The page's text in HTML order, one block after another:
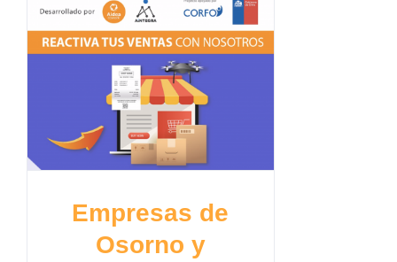
Empresas de
Osorno y